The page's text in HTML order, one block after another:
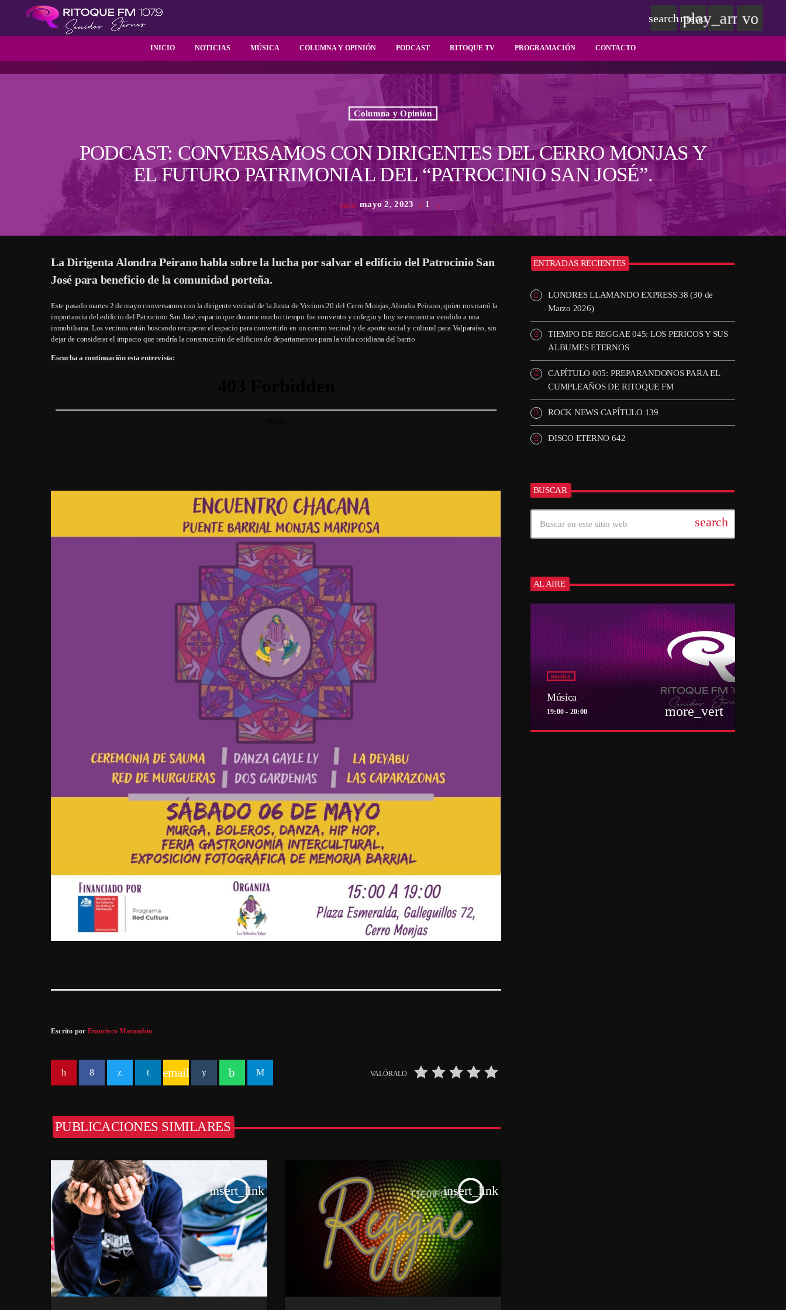
INICIO NOTICIAS MÚSICA COLUMNA Y OPINIÓN PODCAST RITOQUE TV PROGRAMACIÓN CONTACTO
searchmenu
play_arrow
Columna y Opinión
PODCAST: CONVERSAMOS CON DIRIGENTES DEL CERRO MONJAS Y
EL FUTURO PATRIMONIAL DEL “PATROCINIO SAN JOSÉ”.
today mayo 2, 2023 1
La Dirigenta Alondra Peirano habla sobre la lucha por salvar el edificio del Patrocinio San
José para beneficio de la comunidad porteña.
Este pasado martes 2 de mayo conversamos con la dirigente vecinal de la Junta de Vecinos 20 del Cerro Monjas, Alondra Peirano, quien nos narró la
importancia del edificio del Patrocinio San José, espacio que durante mucho tiempo fue convento y colegio y hoy se encuentra vendido a una
inmobiliaria. Los vecinos están buscando recuperar el espacio para convertirlo en un centro vecinal y de aporte social y cultural para Valparaíso, sin
dejar de considerar el impacto que tendría la construcción de edificios de departamentos para la vida cotidiana del barrio
Escucha a continuación esta entrevista:
Escrito por Francisco Marambio
email VALÓRALO
PUBLICACIONES SIMILARES
insert_link insert_link
ENTRADAS RECIENTES
LONDRES LLAMANDO EXPRESS 38 (30 de
Marzo 2026)
TIEMPO DE REGGAE 045: LOS PERICOS Y SUS
ALBUMES ETERNOS
CAPÍTULO 005: PREPARANDONOS PARA EL
CUMPLEAÑOS DE RITOQUE FM
ROCK NEWS CAPÍTULO 139
DISCO ETERNO 642
BUSCAR
search
AL AIRE
musica
Música
19:00 - 20:00 more_vert